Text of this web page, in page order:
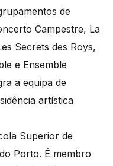
de
Campestre, La
Secrets des Roys,
e Ensemble
a equipa de
artística
Superior de
Porto. É membro